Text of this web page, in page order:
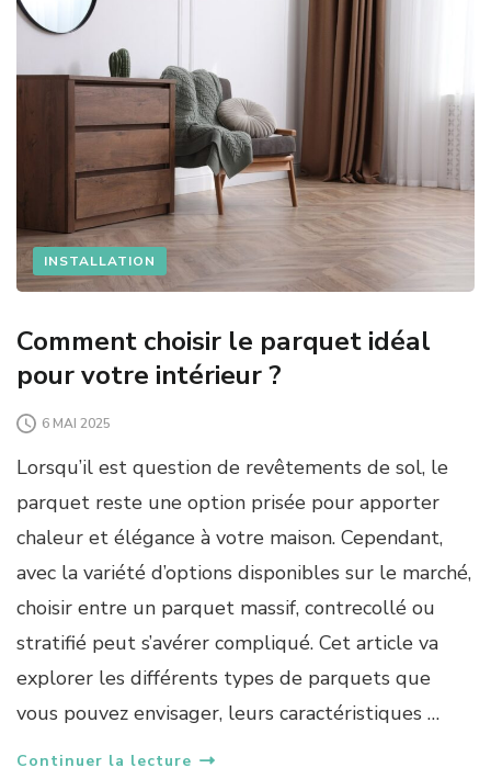
INSTALLATION
Comment choisir le parquet idéal
pour votre intérieur ?
6 MAI 2025
Lorsqu’il est question de revêtements de sol, le
parquet reste une option prisée pour apporter
chaleur et élégance à votre maison. Cependant,
avec la variété d’options disponibles sur le marché,
choisir entre un parquet massif, contrecollé ou
stratifié peut s’avérer compliqué. Cet article va
explorer les différents types de parquets que
vous pouvez envisager, leurs caractéristiques …
Continuer la lecture